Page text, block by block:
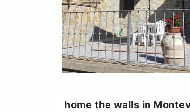
home the walls in